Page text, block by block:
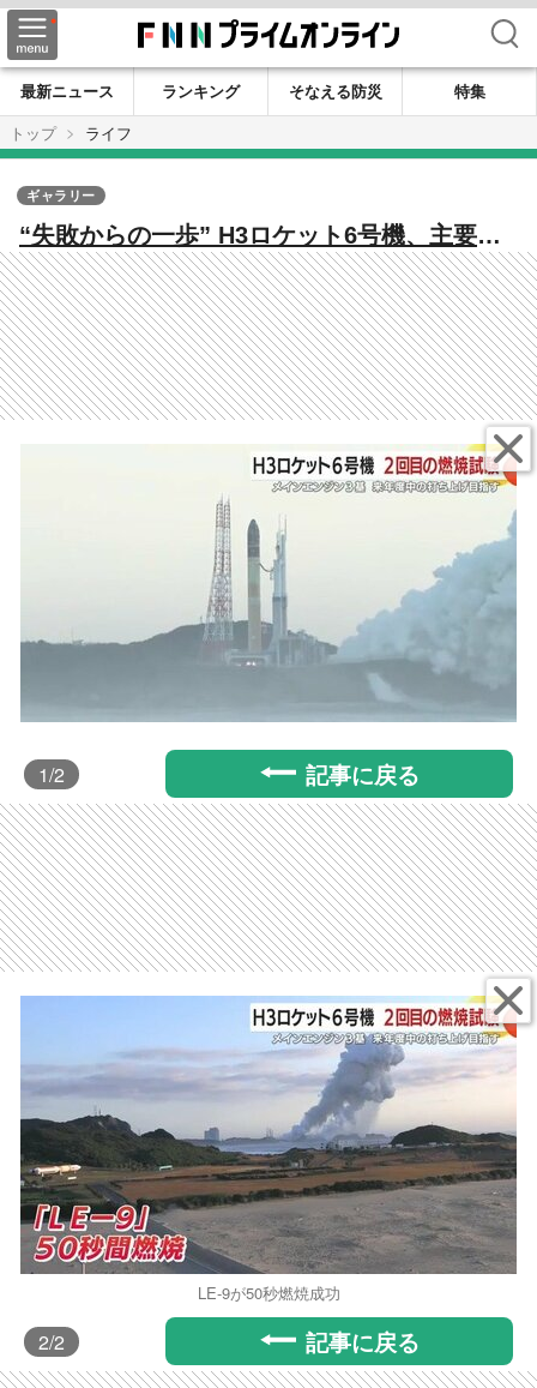
検索
最新ニュース ランキング そなえる防災
特集
トップ
ライフ
“失敗からの一歩” H3ロケット6号機、主要エ
ンジン50秒燃焼に成功
ギャラリー
1/2 記事に戻る
LE-9が50秒燃焼成功
2/2 記事に戻る